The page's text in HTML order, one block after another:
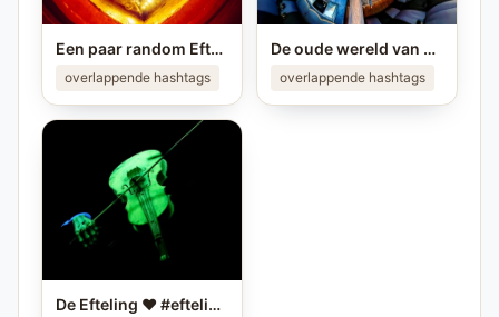
Een paar random Efteling foto's ❤️ Deel je eigen mooiste Efteling foto in je story op #instagram en tag me! #efteling #themeparks #happyplace #brabant #enjoy #pretpark
overlappende hashtags
De oude wereld van Raveleijn ❤️ #efteling #raveleijn #themeparks
overlappende hashtags
De Efteling ❤️ #efteling #themeparks #pretparken #brabant